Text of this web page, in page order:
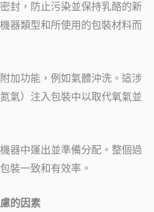
封，防止污染並保持乳酪的新
器類型和所使用的包裝材料而
加功能，例如氣體沖洗。這涉
氣）注入包裝中以取代氧氣並
器中運出並準備分配。整個過
裝一致和有效率。
的因素